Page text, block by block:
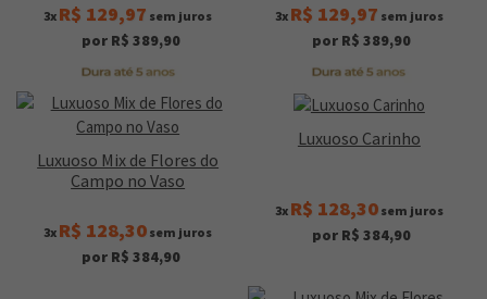
3x R$ 129,97 sem juros
por R$ 389,90
3x R$ 129,97 sem juros
por R$ 389,90
Luxuoso Mix de Flores do
Campo no Vaso
3x R$ 128,30 sem juros
por R$ 384,90
Luxuoso Carinho
3x R$ 128,30sem juros
por R$ 384,90